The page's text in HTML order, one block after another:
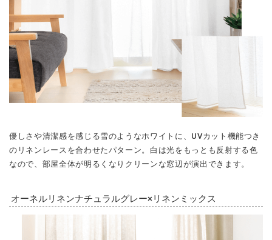
優しさや清潔感を感じる雪のようなホワイトに、UVカット機能つき
のリネンレースを合わせたパターン。白は光をもっとも反射する色
なので、部屋全体が明るくなりクリーンな窓辺が演出できます。
オーネルリネンナチュラルグレー×リネンミックス